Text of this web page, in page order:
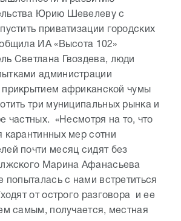
Юрию Шевелеву с
приватизации городских
ИА «Высота 102»
Светлана Гвоздева, люди
администрации
африканской чумы
три муниципальных рынка и
частных. «Несмотря на то, что
карантинных мер сотни
почти месяц сидят без
Марина Афанасьева
попыталась с нами встретиться
от острого разговора и ее
самым, получается, местная